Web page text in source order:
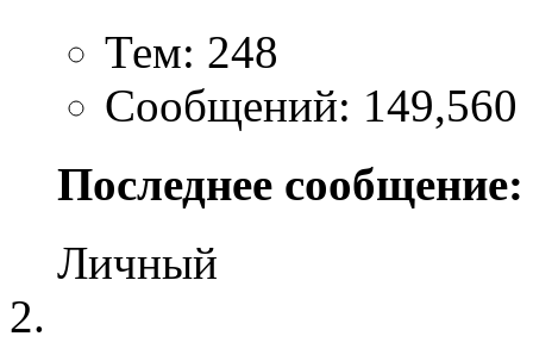
Тем: 248
Сообщений: 149,560
Последнее сообщение:
Личный